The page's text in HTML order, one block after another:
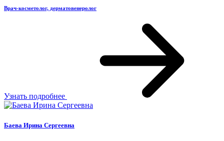
Врач-косметолог, дерматовенеролог
Узнать подробнее
Баева Ирина Сергеевна